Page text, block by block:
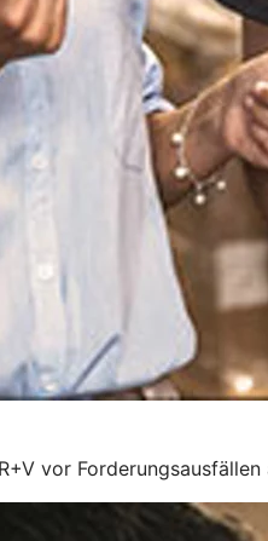
vor Forderungsausfällen